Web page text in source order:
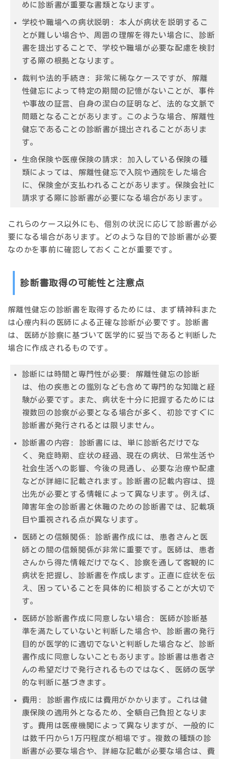
めに診断書が重要な書類となります。
学校や職場への病状説明:
本人が病状を説明するこ
とが難しい場合や、周囲の理解を得たい場合に、診断
書を提出することで、学校や職場が必要な配慮を検討
する際の根拠となります。
裁判や法的手続き:
非常に稀なケースですが、解離
性健忘によって特定の期間の記憶がないことが、事件
や事故の証言、自身の潔白の証明など、法的な文脈で
問題となることがあります。このような場合、解離性
健忘であることの診断書が提出されることがありま
す。
生命保険や医療保険の請求:
加入している保険の種
類によっては、解離性健忘で入院や通院をした場合
に、保険金が支払われることがあります。保険会社に
請求する際に診断書が必要になる場合があります。
これらのケース以外にも、個別の状況に応じて診断書が必
要になる場合があります。どのような目的で診断書が必要
なのかを事前に確認しておくことが重要です。
診断書取得の可能性と注意点
解離性健忘の診断書を取得するためには、まず精神科また
は心療内科の医師による正確な診断が必要です。診断書
は、医師が診察に基づいて医学的に妥当であると判断した
場合に作成されるものです。
診断には時間と専門性が必要:
解離性健忘の診断
は、他の疾患との鑑別なども含めて専門的な知識と経
験が必要です。また、病状を十分に把握するためには
複数回の診察が必要となる場合が多く、初診ですぐに
診断書が発行されるとは限りません。
診断書の内容:
診断書には、単に診断名だけでな
く、発症時期、症状の経過、現在の病状、日常生活や
社会生活への影響、今後の見通し、必要な治療や配慮
などが詳細に記載されます。診断書の記載内容は、提
出先が必要とする情報によって異なります。例えば、
障害年金の診断書と休職のための診断書では、記載項
目や重視される点が異なります。
医師との信頼関係:
診断書作成には、患者さんと医
師との間の信頼関係が非常に重要です。医師は、患者
さんから得た情報だけでなく、診察を通して客観的に
病状を把握し、診断書を作成します。正直に症状を伝
え、困っていることを具体的に相談することが大切で
す。
医師が診断書作成に同意しない場合:
医師が診断基
準を満たしていないと判断した場合や、診断書の発行
目的が医学的に適切でないと判断した場合など、診断
書作成に同意しないこともあります。診断書は患者さ
んの希望だけで発行されるものではなく、医師の医学
的な判断に基づきます。
費用:
診断書作成には費用がかかります。これは健
康保険の適用外となるため、全額自己負担となりま
す。費用は医療機関によって異なりますが、一般的に
は数千円から1万円程度が相場です。複数の種類の診
断書が必要な場合や、詳細な記載が必要な場合は、費